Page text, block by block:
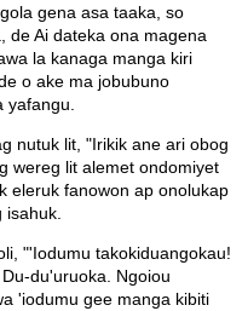
gena asa taaka, so
de Ai dateka ona magena
la kanaga manga kiri
o ake ma jobubuno
nutuk lit, "Irikik ane ari obog
wereg lit alemet ondomiyet
eleruk fanowon ap onolukap
"'Iodumu takokiduangokau!
du'uruoka. Ngoiou
'iodumu gee manga kibiti